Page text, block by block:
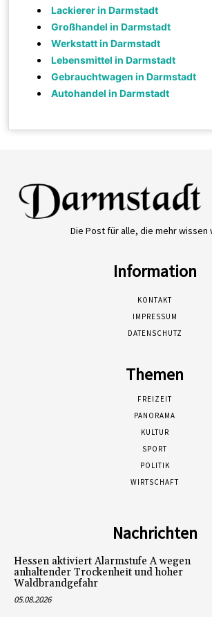
Lackierer in Darmstadt
Großhandel in Darmstadt
Werkstatt in Darmstadt
Lebensmittel in Darmstadt
Gebrauchtwagen in Darmstadt
Autohandel in Darmstadt
Die Post für alle, die mehr wissen
Information
KONTAKT
IMPRESSUM
DATENSCHUTZ
Themen
FREIZEIT
PANORAMA
KULTUR
SPORT
POLITIK
WIRTSCHAFT
Nachrichten
Hessen aktiviert Alarmstufe A wegen
anhaltender Trockenheit und hoher
Waldbrandgefahr
05.08.2026